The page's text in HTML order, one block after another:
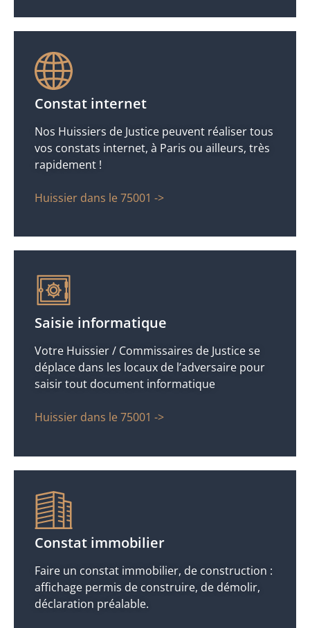
Constat internet
Nos Huissiers de Justice peuvent réaliser tous
vos constats internet, à Paris ou ailleurs, très
rapidement !
Huissier dans le 75001 ->
Saisie informatique
Votre Huissier / Commissaires de Justice se
déplace dans les locaux de l’adversaire pour
saisir tout document informatique
Huissier dans le 75001 ->
Constat immobilier
Faire un constat immobilier, de construction :
affichage permis de construire, de démolir,
déclaration préalable.